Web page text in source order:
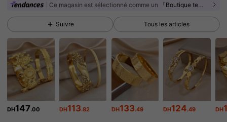
4.86 122K Suiveurs
4.86 122K Suiveurs
122K Suiveurs
4.86 122K Suiveurs
Ce magasin est sélectionné comme un 「Boutique tendance」
Suivre Tous les articles
DH147.00 DH113.82 DH133.49 DH124.49 DH